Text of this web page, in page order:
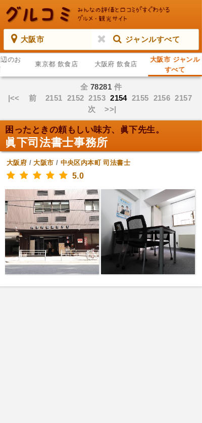
大阪市 ジャンルすべて
のお
東京都 飲食店 大阪府 飲食店
大阪市 ジャンル
すべて
全 78281 件
|<<
前 2151 2152 2153 2154 2155 2156 2157
次
>>|
困ったときの頼もしい味方、眞下先生。
眞下司法書士事務所
大阪府 /大阪市 / 中央区内本町 司法書士
5.0